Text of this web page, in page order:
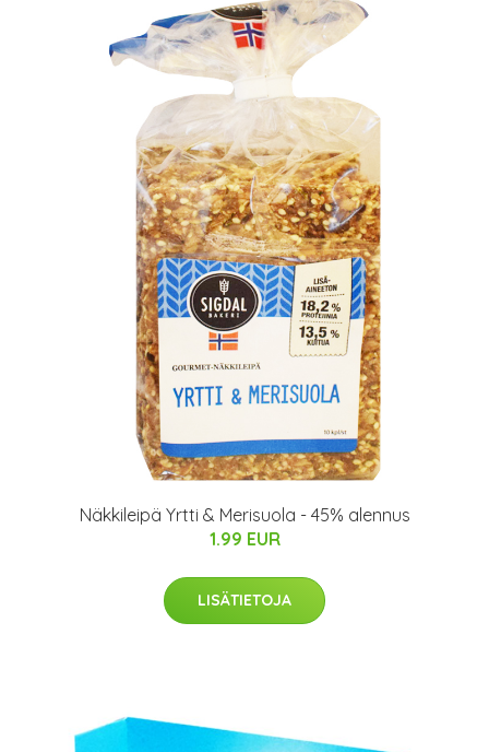
Näkkileipä Yrtti & Merisuola - 45% alennus
1.99 EUR
LISÄTIETOJA